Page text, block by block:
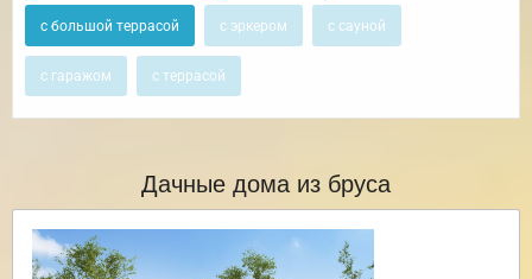
с большой террасой с эркером с сауной
с гаражом с террасой
Дачные дома из бруса